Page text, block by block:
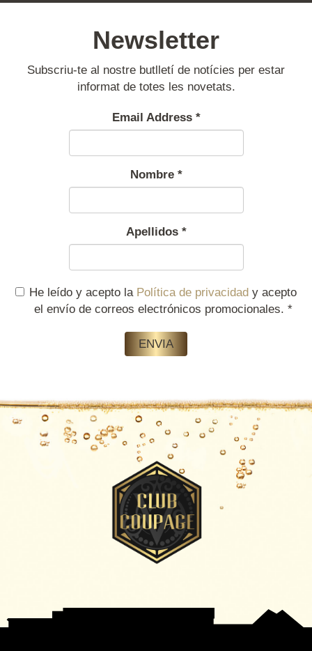
Newsletter
Subscriu-te al nostre butlletí de notícies per estar
informat de totes les novetats.
Email Address *
Nombre *
Apellidos *
He leído y acepto la Política de privacidad y acepto
el envío de correos electrónicos promocionales. *
ENVIA